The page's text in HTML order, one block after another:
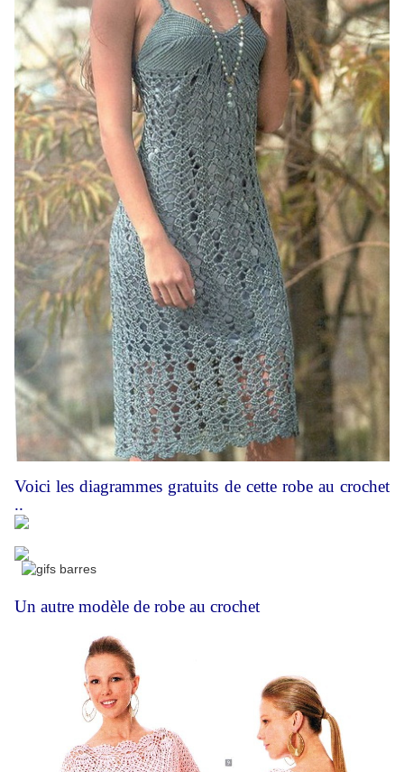
Voici les diagrammes gratuits de cette robe au crochet
..
Un autre modèle de robe au crochet